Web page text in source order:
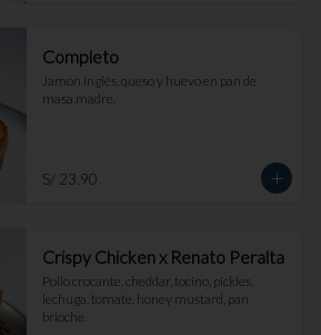
Completo
Jamón inglés, queso y huevo en pan de
masa madre.
S/ 23.90
Crispy Chicken x Renato Peralta
Pollo crocante, cheddar, tocino, pickles,
lechuga, tomate, honey mustard, pan
brioche.